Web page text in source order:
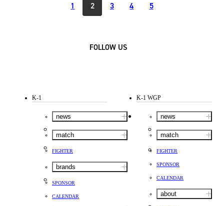
1 2 3 4 5
FOLLOW US
K-1
news
match
FIGHTER
brands
SPONSOR
CALENDAR
K-1 WGP
news
match
FIGHTER
SPONSOR
CALENDAR
about